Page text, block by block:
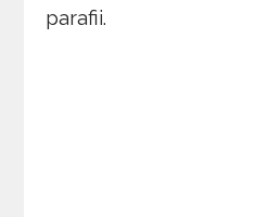
parafii.